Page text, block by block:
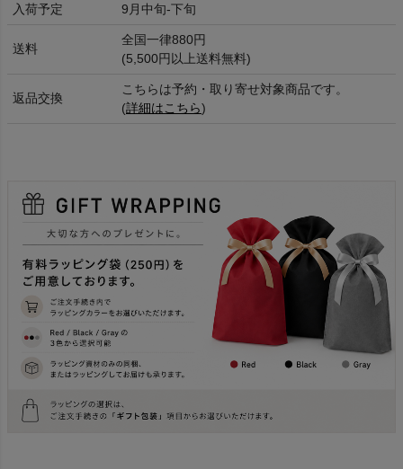
入荷予定 9月中旬-下旬
送料
全国一律880円
(5,500円以上送料無料)
返品交換
こちらは予約・取り寄せ対象商品です。
(詳細はこちら)